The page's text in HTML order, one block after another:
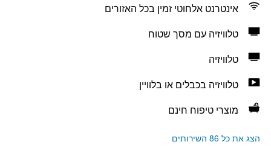
אינטרנט אלחוטי זמין בכל האזורים
טלוויזיה עם מסך שטוח
טלוויזיה
טלוויזיה בכבלים או בלוויין
מוצרי טיפוח חינם
הצג את כל 86 השירותים